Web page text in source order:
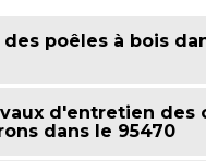
poêles à bois
d'entretien
dans le 95470